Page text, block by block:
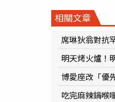
相關文章
席琳狄翁對抗
明天烤火爐！
博愛座改「優
吃完麻辣鍋喉